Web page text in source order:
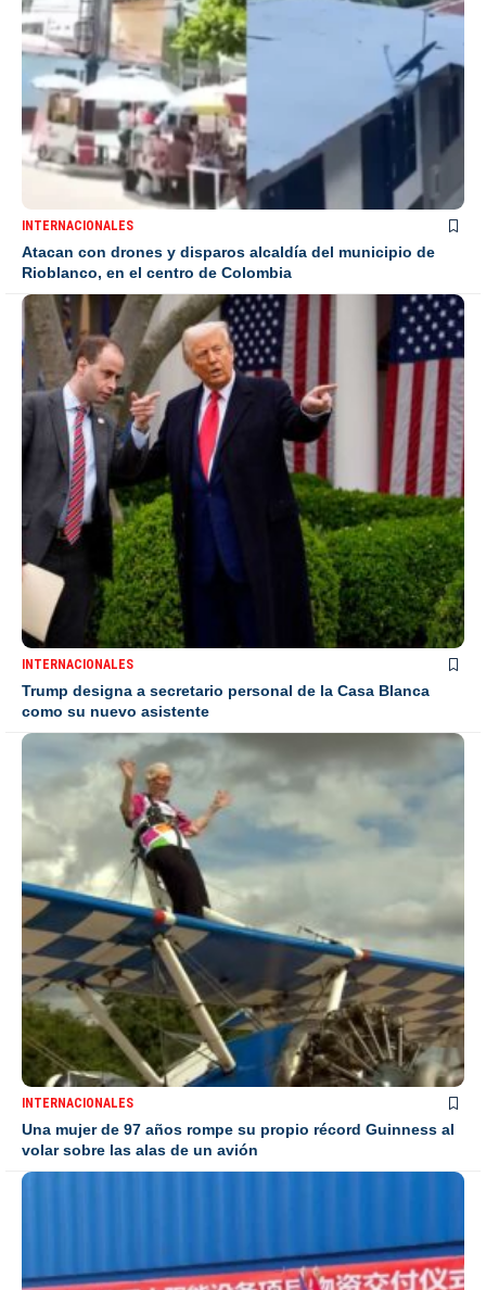
INTERNACIONALES
Atacan con drones y disparos alcaldía del municipio de
Rioblanco, en el centro de Colombia
INTERNACIONALES
Trump designa a secretario personal de la Casa Blanca
como su nuevo asistente
INTERNACIONALES
Una mujer de 97 años rompe su propio récord Guinness al
volar sobre las alas de un avión